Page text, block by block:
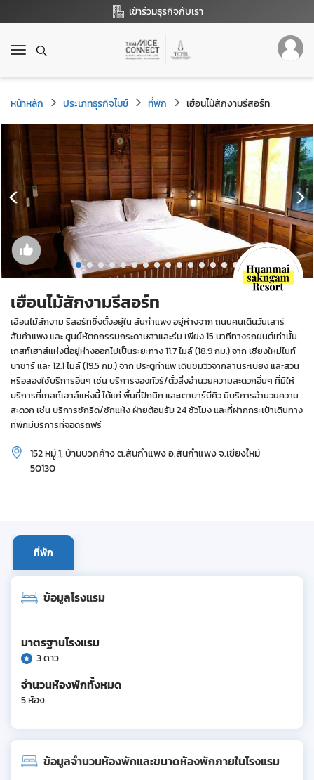
เข้าร่วมธุรกิจกับเรา
T
g
g
l
e
n
a
v
a
i
o
n
หน้าหลัก ประเภทธุรกิจไมซ์ ที่พัก เฮือนไม้สักงามรีสอร์ท
เฮือนไม้สักงามรีสอร์ท
เฮือนไม้สักงาม รีสอร์ทซึ่งตั้งอยู่ใน สันกำแพง อยู่ห่างจาก ถนนคนเดินวันเสาร์
สันกำแพง และ ศูนย์หัตถกรรมกระดาษสาและร่ม เพียง 15 นาทีทางรถยนต์เท่านั้น
เกสท์เฮาส์แห่งนี้อยู่ห่างออกไปเป็นระยะทาง 11.7 ไมล์ (18.9 กม.) จาก เชียงใหม่ไนท์
บาซาร์ และ 12.1 ไมล์ (19.5 กม.) จาก ประตูท่าแพ เดินชมวิวจากลานระเบียง และสวน
หรือลองใช้บริการอื่นๆ เช่น บริการจองทัวร์/ตั๋วสิ่งอำนวยความสะดวกอื่นๆ ที่มีให้
บริการที่เกสท์เฮาส์แห่งนี้ ได้แก่ พื้นที่ปิกนิก และเตาบาร์บีคิว มีบริการอำนวยความ
สะดวก เช่น บริการซักรีด/ซักแห้ง ฝ่ายต้อนรับ 24 ชั่วโมง และที่ฝากกระเป๋าเดินทาง
ที่พักมีบริการที่จอดรถฟรี
152 หมู่ 1, บ้านบวกค้าง ต.สันกำแพง อ.สันกำแพง จ.เชียงใหม่
50130
ที่พัก
ข้อมูลโรงแรม
มาตรฐานโรงแรม
3 ดาว
จำนวนห้องพักทั้งหมด
5 ห้อง
ข้อมูลจำนวนห้องพักและขนาดห้องพักภายในโรงแรม